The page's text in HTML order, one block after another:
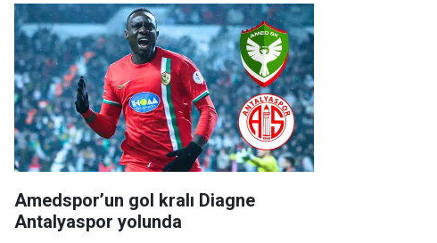
Amedspor’un gol kralı Diagne
Antalyaspor yolunda